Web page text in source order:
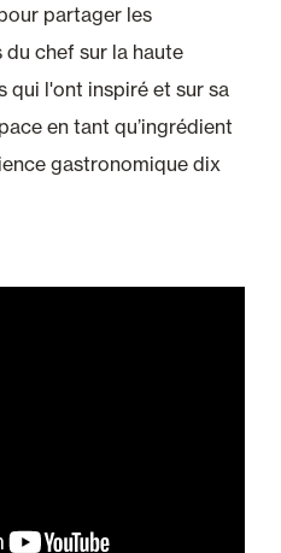
partager les
chef sur la haute
qui l'ont inspiré et sur sa
en tant qu’ingrédient
gastronomique dix